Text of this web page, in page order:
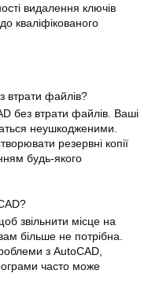
видалення ключів
кваліфікованого
втрати файлів?
без втрати файлів. Ваші
неушкодженими.
резервні копії
будь-якого
звільнити місце на
більше не потрібна.
з AutoCAD,
часто може